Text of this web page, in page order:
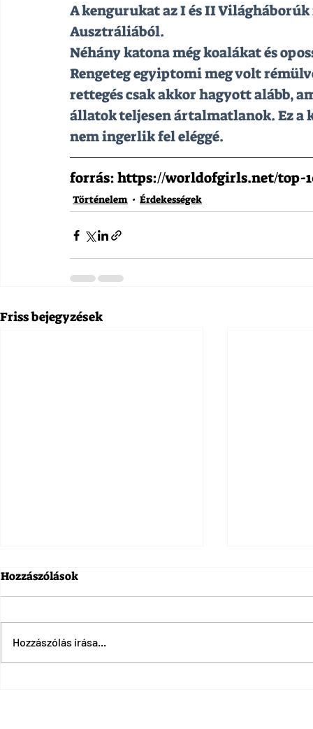
A kengurukat az I és II
Ausztráliából.
Néhány katona még koalákat és
Rengeteg egyiptomi meg volt
rettegés csak akkor hagyott alább,
állatok teljesen ártalmatlanok. Ez a
nem ingerlik fel eléggé.
forrás: https://worldofgirls.net/top-
Történelem Érdekességek
Friss bejegyzések
Hozzászólások
Hozzászólás írása...